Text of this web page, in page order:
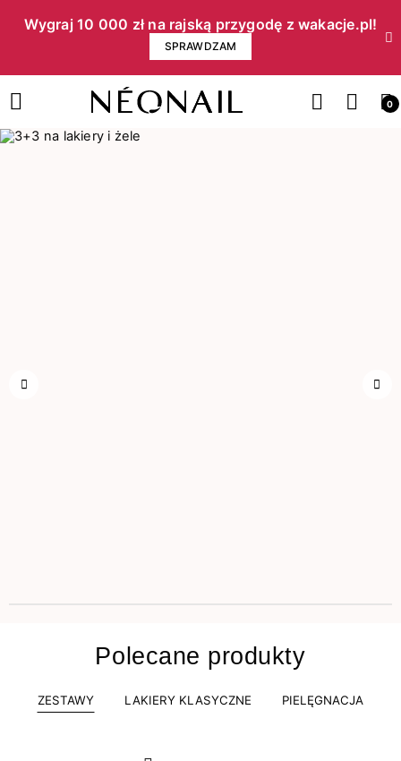
Wygraj 10 000 zł na rajską przygodę z wakacje.pl!​
SPRAWDZAM
0
Polecane produkty
ZESTAWY LAKIERY KLASYCZNE PIELĘGNACJA